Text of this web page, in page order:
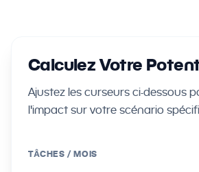
Calculez Votre
Ajustez les curseurs ci-dessous
l'impact sur votre scénario
TÂCHES / MOIS